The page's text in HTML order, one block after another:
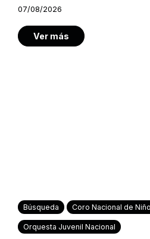
07/08/2026
Ver más
Búsqueda Coro Nacional de
Orquesta Juvenil Nacional